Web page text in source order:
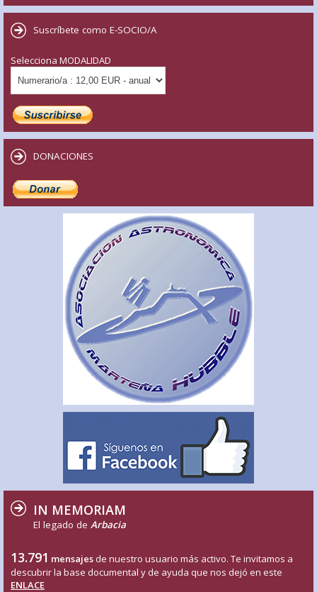
Suscríbete como E-SOCIO/A
Selecciona MODALIDAD
DONACIONES
IN MEMORIAM
El legado de Arbacia
13.791 mensajes de nuestro usuario más activo. Te invitamos a
descubrir la base documental y de ayuda que nos dejó en este
ENLACE